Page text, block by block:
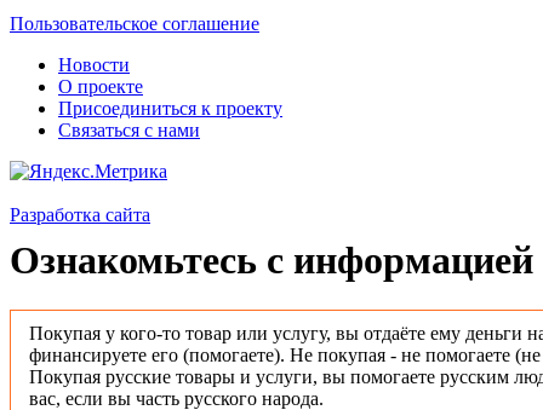
Пользовательское соглашение
Новости
О проекте
Присоединиться к проекту
Связаться с нами
Разработка сайта
Ознакомьтесь с информацией
Покупая у кого-то товар или услугу, вы отдаёте ему деньги
финансируете его (помогаете). Не покупая - не помогаете
Покупая русские товары и услуги, вы помогаете русским
вас, если вы часть русского народа.